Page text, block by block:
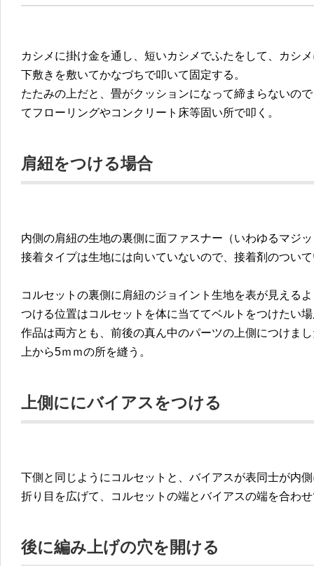
カシメに掛け金を通し、短いカシメでふたをして、カシ
下敷きを敷いてかなづちで叩いて固定する。
たたみの上だと、畳がクッションになって締まらないの
てフローリングやコンクリート床等固い所で叩く。
肩紐をつける場合
内側の肩紐の生地の裏側に面ファスナー（いわゆるマジ
接着タイプは生地には向いていないので、接着剤のつい
コルセットの裏側に肩紐のジョイント生地を表が見える
つける位置はコルセットを体に当ててベルトをつけたい
作品は両方とも、前後の真ん中のパーツの上側につけま
上から5ｍｍの所を縫う。
上側ににバイアスをつける
下側と同じようにコルセットと、バイアスが表同士が内
折り目を広げて、コルセットの端とバイアスの端を合わ
後に編み上げの穴を開ける